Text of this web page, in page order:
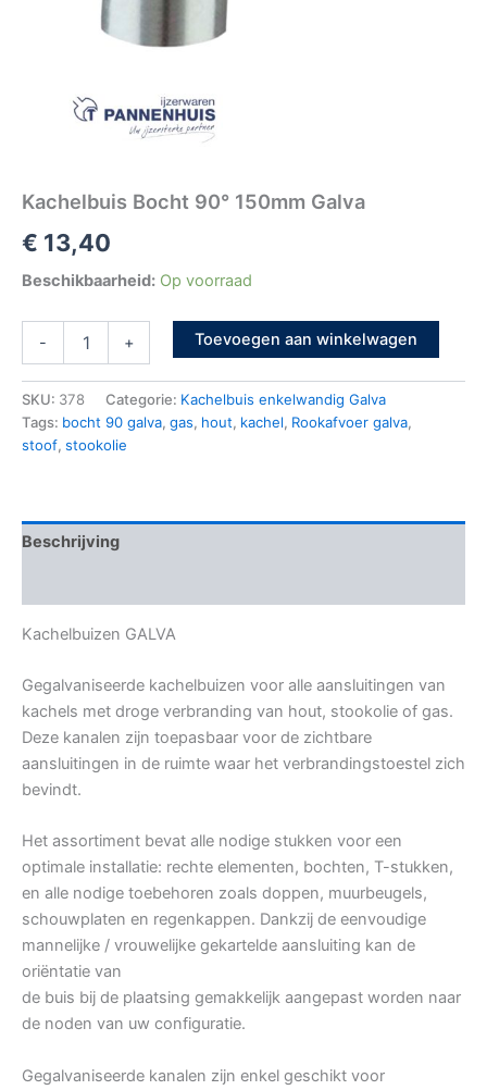
Kachelbuis Bocht 90° 150mm Galva
€ 13,40
Beschikbaarheid: Op voorraad
- + Toevoegen aan winkelwagen
SKU: 378 Categorie: Kachelbuis enkelwandig Galva
Tags: bocht 90 galva, gas, hout, kachel, Rookafvoer galva,
stoof, stookolie
Beschrijving
Kachelbuizen GALVA
Gegalvaniseerde kachelbuizen voor alle aansluitingen van
kachels met droge verbranding van hout, stookolie of gas.
Deze kanalen zijn toepasbaar voor de zichtbare
aansluitingen in de ruimte waar het verbrandingstoestel zich
bevindt.
Het assortiment bevat alle nodige stukken voor een
optimale installatie: rechte elementen, bochten, T-stukken,
en alle nodige toebehoren zoals doppen, muurbeugels,
schouwplaten en regenkappen. Dankzij de eenvoudige
mannelijke / vrouwelijke gekartelde aansluiting kan de
oriëntatie van
de buis bij de plaatsing gemakkelijk aangepast worden naar
de noden van uw configuratie.
Gegalvaniseerde kanalen zijn enkel geschikt voor